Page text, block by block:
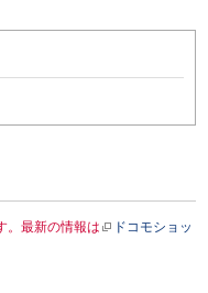
。最新の情報は
ドコモショッ